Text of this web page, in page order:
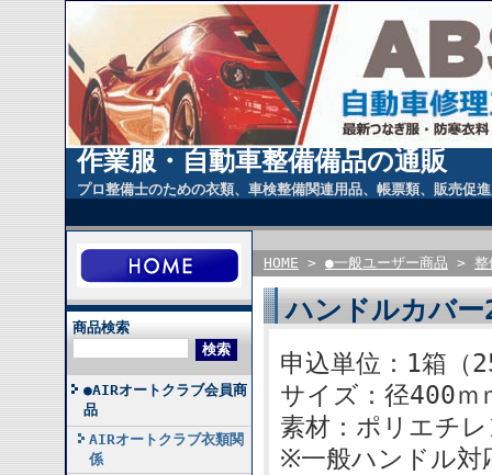
作業服・自動車整備備品の通販
プロ整備士のための衣類、車検整備関連用品、帳票類、販売促
商品検索
●AIRオートクラブ会員商
品
AIRオートクラブ衣類関
係
HOME > ●一般ユーザー商品 > 整
ハンドルカバ
申込単位：1箱（
サイズ：径400ｍ
素材：ポリエチ
※一般ハンドル対